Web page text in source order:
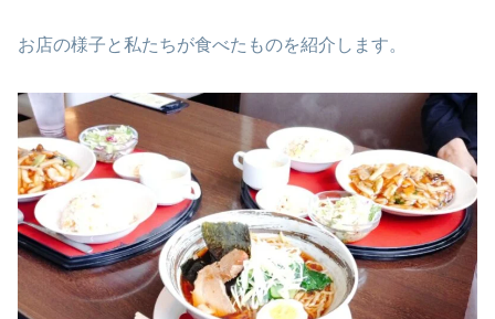
お店の様子と私たちが食べたものを紹介します。